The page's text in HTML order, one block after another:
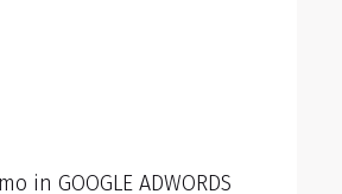
GOOGLE ADWORDS